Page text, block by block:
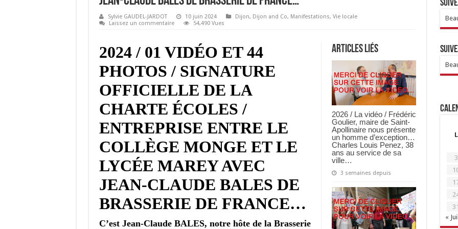
Sylvie GAUDEL-JARDOT 10 juin 2024 Dijon, Dijon and Co, Manifestations, Vie locale
Laissez un commentaire
54,490 Vues
Articles Liés
2026 / La vidéo / Frédéric
Goulier, maire de Saint-
Apollinaire nous présente
un homme d’exception…
Charles Louis Penez, 38
ans au service de sa
ville…
3 semaines depuis
2024 / 01 VIDÉO ET 44
PHOTOS / SIGNATURE
OFFICIELLE DE LA
CHARTE ÉCOLES /
ENTREPRISE ENTRE LE
COLLÈGE MONGE ET LE
LYCÉE MAREY AVEC
JEAN-CLAUDE BALES DE
BRASSERIE DE FRANCE…
C’est Jean-Claude BALES, notre hôte de la Brasserie
L
3
«